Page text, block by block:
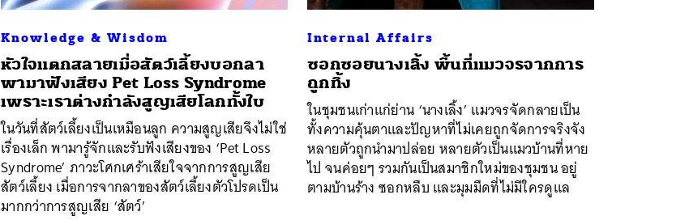
Knowledge & Wisdom
หัวใจแตกสลายเมื่อสัตว์เลี้ยงบอกลา
พามาฟังเสียง Pet Loss Syndrome
เพราะเราต่างกำลังสูญเสียโลกทั้งใบ
ในวันที่สัตว์เลี้ยงเป็นเหมือนลูก ความสูญเสียจึงไม่ใช่
เรื่องเล็ก พามารู้จักและรับฟังเสียงของ ‘Pet Loss
Syndrome’ ภาวะโศกเศร้าเสียใจจากการสูญเสีย
สัตว์เลี้ยง เมื่อการจากลาของสัตว์เลี้ยงตัวโปรดเป็น
มากกว่าการสูญเสีย ‘สัตว์’
Internal Affairs
ซอกซอยนางเลิ้ง พื้นที่แมวจรจากการ
ถูกทิ้ง
ในชุมชนเก่าแก่ย่าน ‘นางเลิ้ง’ แมวจรจัดกลายเป็น
ทั้งความคุ้นตาและปัญหาที่ไม่เคยถูกจัดการจริงจัง
หลายตัวถูกนำมาปล่อย หลายตัวเป็นแมวบ้านที่หาย
ไป จนค่อยๆ รวมกันเป็นสมาชิกใหม่ของชุมชน อยู่
ตามบ้านร้าง ซอกหลืบ และมุมมืดที่ไม่มีใครดูแล